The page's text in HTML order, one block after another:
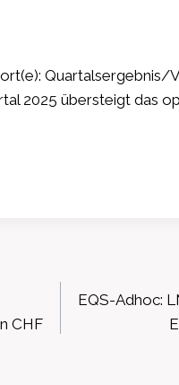
Quartalsergebnis/
2025 übersteigt das
CHF
EQS-Adhoc: